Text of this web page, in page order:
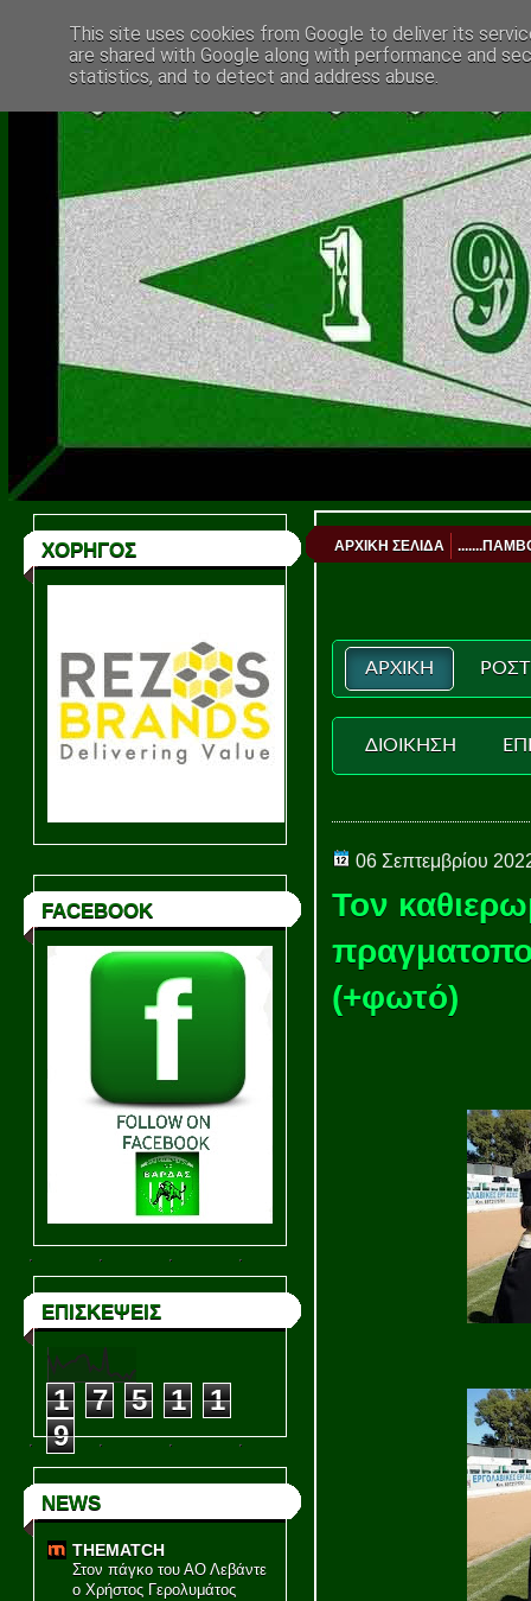
ΧΟΡΗΓΟΣ
FACEBOOK
ΕΠΙΣΚΕΨΕΙΣ
1 7 5 1
1
9
NEWS
THEMATCH
Στον πάγκο του ΑΟ Λεβάντε
ο Χρήστος Γερολυμάτος
ΑΡΧΙΚΗ ΣΕΛΙΔΑ
ΑΡΧΙΚΗ
ΔΙΟΙΚΗΣΗ
06 Σεπτεμβρίου
Τον
(+φωτό)
This site uses cookies from Google to deliver its
are shared with Google along with performance and
statistics, and to detect and address abuse.